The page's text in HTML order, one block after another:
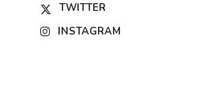
TWITTER
INSTAGRAM